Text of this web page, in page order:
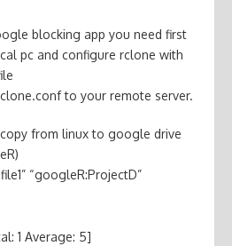
blocking app you need first
pc and configure rclone with
to your remote server.
from linux to google drive
“googleR:ProjectD”
1 Average: 5]